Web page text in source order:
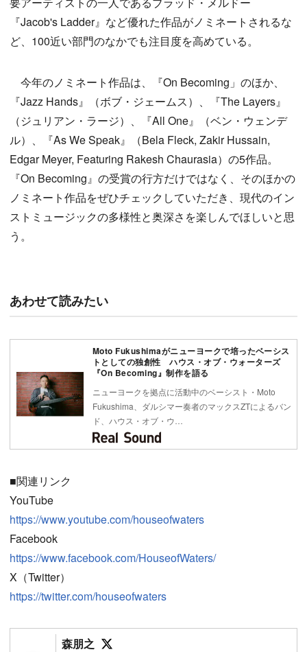
『Jacob's Ladder』など優れた作品がノミネートされるな
ど、100近い部門のなかでも注目度を高めている。
今年のノミネート作品は、『On Becoming」のほか、
『Jazz Hands』（ボブ・ジェームス）、『The Layers』
（ジュリアン・ラージ）、『All One』（ベン・ウェンデ
ル）、『As We Speak』（Bela Fleck, Zakir Hussain,
Edgar Meyer, Featuring Rakesh Chaurasia）の5作品。
『On Becoming』の受賞の行方だけではなく、そのほかの
ノミネート作品をぜひチェックしていただき、現代のイン
ストミュージックの多様性と奥深さを楽しんでほしいと思
う。
あわせて読みたい
Moto Fukushimaがニューヨークで培ったベーシス
トとしての独創性 ハウス・オブ・ウォーターズ
『On Becoming』制作を語る
ニューヨークを拠点に活動中のベーシスト・Moto
Fukushima、ダルシマー奏者のマックスZTによるバン
ド、ハウス・オブ・ウ…
■関連リンク
YouTube
https://www.youtube.com/houseofwaters
Facebook
https://www.facebook.com/HouseofWaters/
X（Twitter）
https://twitter.com/houseofwaters
森朋之